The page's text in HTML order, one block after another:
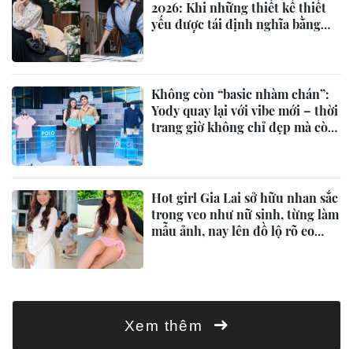
2026: Khi những thiết kế thiết
yếu được tái định nghĩa bằng
Không còn “basic nhàm chán”:
Yody quay lại với vibe mới – thời
trang giờ không chỉ đẹp mà còn
Hot girl Gia Lai sở hữu nhan sắc
trong veo như nữ sinh, từng làm
mẫu ảnh, nay lên đồ lộ rõ eo
Xem thêm